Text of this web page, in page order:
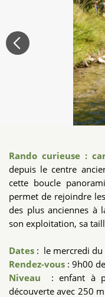
Rando curieuse :
depuis le centre
cette boucle
permet de rejoindre
des plus anciennes à
son exploitation, sa
Dates : le mercredi
Rendez-vous : 9h00
Niveau
: enfant à
découverte avec 250